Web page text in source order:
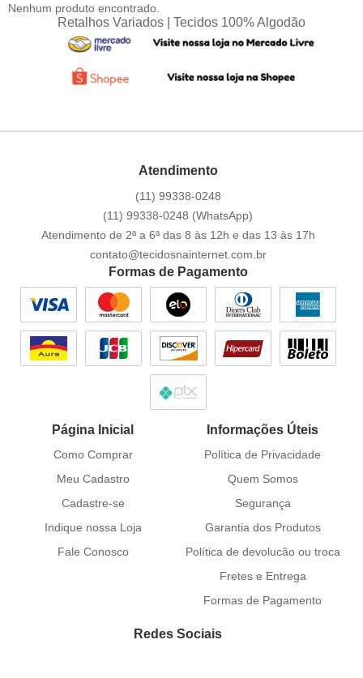
Nenhum produto encontrado.
Retalhos Variados | Tecidos 100% Algodão
Atendimento
(11) 99338-0248
(11) 99338-0248 (WhatsApp)
Atendimento de 2ª a 6ª das 8 às 12h e das 13 às 17h
contato@tecidosnainternet.com.br
Formas de Pagamento
Página Inicial
Como Comprar
Meu Cadastro
Cadastre-se
Indique nossa Loja
Fale Conosco
Informações Úteis
Política de Privacidade
Quem Somos
Segurança
Garantia dos Produtos
Política de devolucão ou troca
Fretes e Entrega
Formas de Pagamento
Redes Sociais